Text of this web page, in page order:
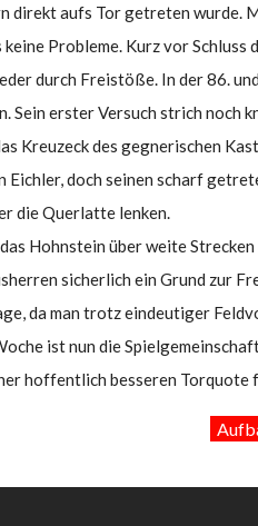
direkt aufs Tor getreten wurde.
Probleme. Kurz vor Schluss
durch Freistöße. In der 86.
Sein erster Versuch strich noch
Kreuzeck des gegnerischen
doch seinen scharf
die Querlatte lenken.
Hohnstein über weite
sicherlich ein Grund zur
da man trotz eindeutiger
ist nun die
hoffentlich besseren Torquote